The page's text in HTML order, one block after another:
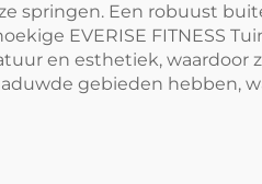
springen. Een robuust
EVERISE FITNESS
en esthetiek, waardoor
gebieden hebben,